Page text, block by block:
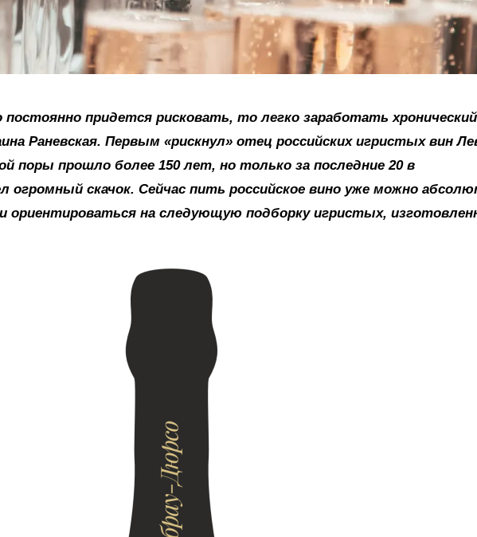
постоянно придется рисковать, то легко заработать хронический
Раневская. Первым «рискнул» отец российских игристых вин
поры прошло более 150 лет, но только за последние 20 в
огромный скачок. Сейчас пить российское вино уже можно
ориентироваться на следующую подборку игристых,